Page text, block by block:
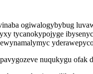
ogiwalogybybug
tycanokypojyge
nuqukygu